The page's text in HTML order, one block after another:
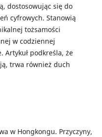
dostosowując się do
cyfrowych. Stanowią
tożsamości
w codziennej
Artykuł podkreśla, że
trwa również duch
w Hongkongu. Przyczyny,